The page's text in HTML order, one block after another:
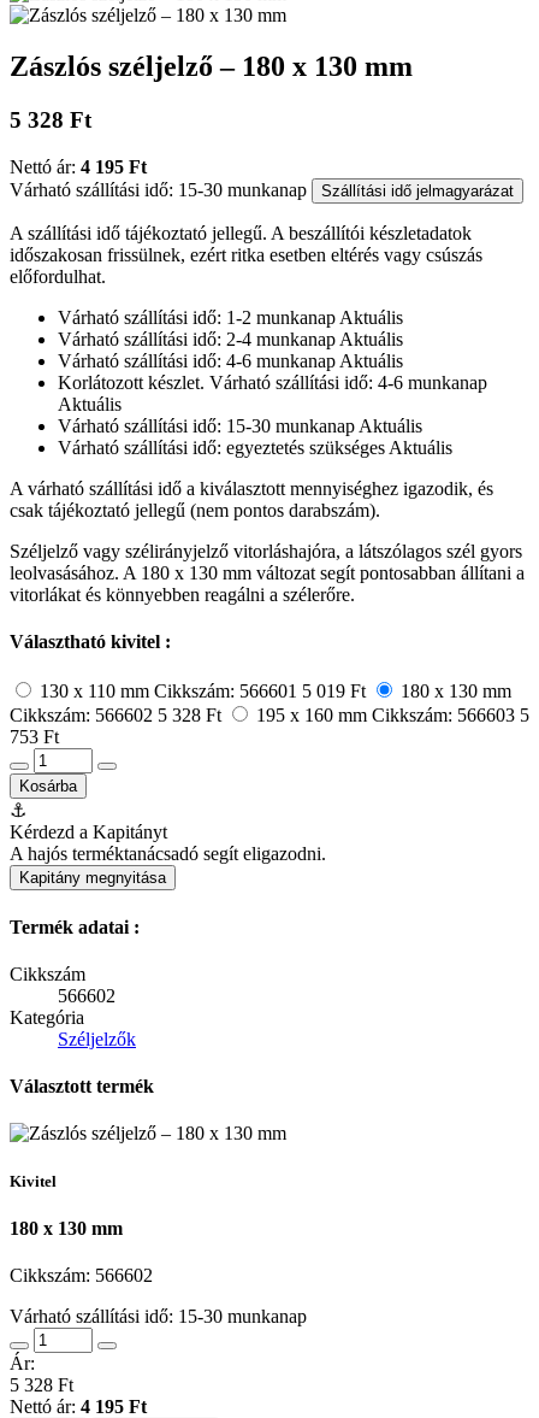
Zászlós széljelző – 180 x 130 mm
5 328 Ft
Nettó ár: 4 195 Ft
Várható szállítási idő: 15-30 munkanap
Szállítási idő jelmagyarázat
A szállítási idő tájékoztató jellegű. A beszállítói készletadatok
időszakosan frissülnek, ezért ritka esetben eltérés vagy csúszás
előfordulhat.
Várható szállítási idő: 1-2 munkanap Aktuális
Várható szállítási idő: 2-4 munkanap Aktuális
Várható szállítási idő: 4-6 munkanap Aktuális
Korlátozott készlet. Várható szállítási idő: 4-6 munkanap
Aktuális
Várható szállítási idő: 15-30 munkanap Aktuális
Várható szállítási idő: egyeztetés szükséges Aktuális
A várható szállítási idő a kiválasztott mennyiséghez igazodik, és
csak tájékoztató jellegű (nem pontos darabszám).
Széljelző vagy szélirányjelző vitorláshajóra, a látszólagos szél gyors
leolvasásához. A 180 x 130 mm változat segít pontosabban állítani a
vitorlákat és könnyebben reagálni a szélerőre.
Választható kivitel :
130 x 110 mm Cikkszám: 566601 5 019 Ft
180 x 130 mm
Cikkszám: 566602 5 328 Ft 195 x 160 mm Cikkszám: 566603 5
753 Ft
Kosárba
⚓
Kérdezd a Kapitányt
A hajós terméktanácsadó segít eligazodni.
Kapitány megnyitása
Termék adatai :
Cikkszám
566602
Kategória
Széljelzők
Választott termék
Kivitel
180 x 130 mm
Cikkszám: 566602
Várható szállítási idő: 15-30 munkanap
Ár:
5 328 Ft
Nettó ár: 4 195 Ft